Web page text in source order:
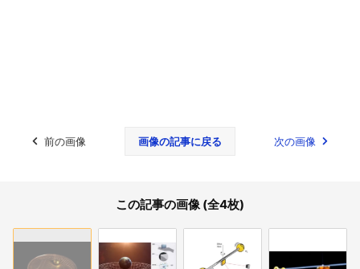
前の画像 画像の記事に戻る 次の画像
この記事の画像 (全4枚)